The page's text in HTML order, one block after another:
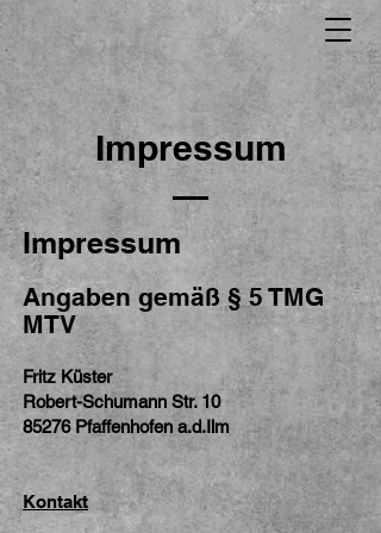
Impressum
Impressum
Angaben gemäß § 5 TMG
MTV
Fritz Küster
Robert-Schumann Str. 10
85276 Pfaffenhofen a.d.Ilm
Kontakt